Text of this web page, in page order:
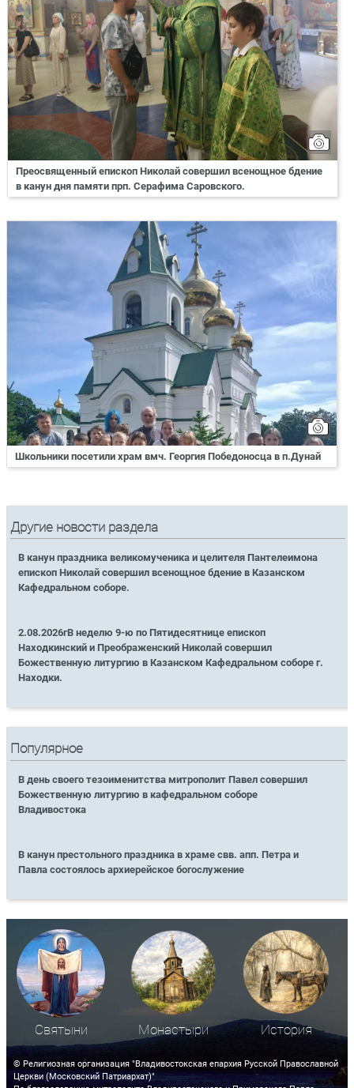
Преосвященный епископ Николай совершил всенощное бдение
в канун дня памяти прп. Серафима Саровского.
Школьники посетили храм вмч. Георгия Победоносца в п.Дунай
Другие новости раздела
В канун праздника великомученика и целителя Пантелеимона
епископ Николай совершил всенощное бдение в Казанском
Кафедральном соборе.
2.08.2026гВ неделю 9-ю по Пятидесятнице епископ
Находкинский и Преображенский Николай совершил
Божественную литургию в Казанском Кафедральном соборе г.
Находки.
Популярное
В день своего тезоименитства митрополит Павел совершил
Божественную литургию в кафедральном соборе
Владивостока
В канун престольного праздника в храме свв. апп. Петра и
Павла состоялось архиерейское богослужение
Святыни Монастыри История
© Религиозная организация "Владивостокская епархия Русской Православной
Церкви (Московский Патриархат)"